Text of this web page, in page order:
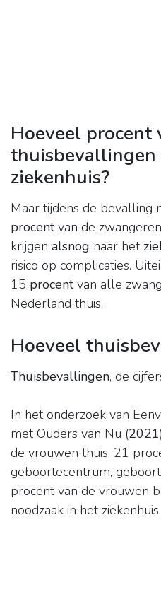
Hoeveel procent
ziekenhuis?
Maar tijdens de bevalling
procentvan de
krijgen alsnog naar het
risico op complicaties.
15 procentvan alle
Nederland thuis.
Hoeveel
Thuisbevallingen, de
In het onderzoek van
met Ouders van Nu (2021
de vrouwen thuis, 21
geboortecentrum,
procent van de vrouwen
noodzaak in het ziekenhuis.